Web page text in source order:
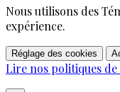
Nous utilisons des
expérience.
Réglage des cookies
Lire nos politiques